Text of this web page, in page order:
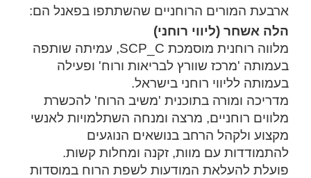
ארבעת המורים הרוחניים שהשתתפו בפאנל הם:
הלה אשחר (ליווי רוחני)
מלווה רוחנית מוסמכת SCP_C, עמיתה שותפה
בעמותה 'מרכז שוורץ לבריאות ורוח' ופעילה
בעמותה לליווי רוחני בישראל.
מדריכה ומורה בתוכנית 'משיב הרוח' להכשרת
מלווים רוחניים, מרצה ומנחה השתלמויות לאנשי
מקצוע ולקהל הרחב בנושאים הנוגעים
להתמודדות עם מוות, זקנה ומחלות קשות.
פועלת להעלאת המודעות לשפת הרוח במוסדות